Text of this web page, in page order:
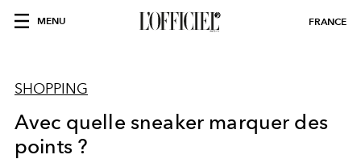
MENU FRANCE
SHOPPING
Avec quelle sneaker marquer des
points ?